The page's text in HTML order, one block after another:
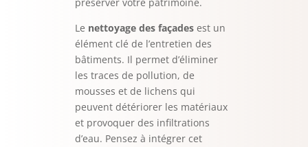
Le nettoyage des façadesest un
élément clé de l’entretien des
bâtiments. Il permet d’éliminer
les traces de pollution, de
mousses et de lichens qui
peuvent détériorer les matériaux
et provoquer des infiltrations
d’eau. Pensez à intégrer cet